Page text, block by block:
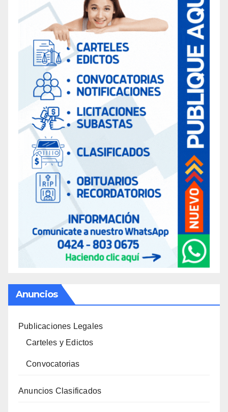
Anuncios
Publicaciones Legales
Carteles y Edictos
Convocatorias
Anuncios Clasificados